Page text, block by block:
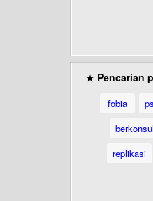
★ Pencarian
fobia
replikasi